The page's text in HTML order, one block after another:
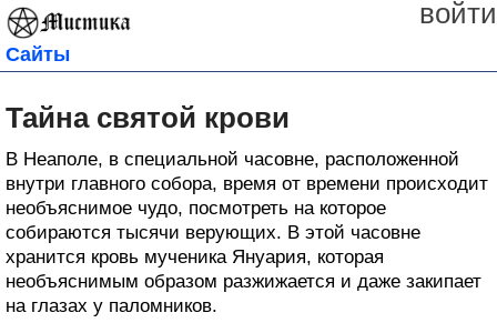
войти
Сайты
Тайна святой крови
В Неаполе, в специальной часовне, расположенной
внутри главного собора, время от времени происходит
необъяснимое чудо, посмотреть на которое
собираются тысячи верующих. В этой часовне
хранится кровь мученика Януария, которая
необъяснимым образом разжижается и даже закипает
на глазах у паломников.